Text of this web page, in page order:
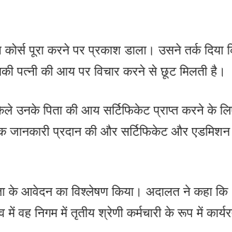
कोर्स पूरा करने पर प्रकाश डाला। उसने तर्क दिया
पत्नी की आय पर विचार करने से छूट मिलती है।
उनके पिता की आय सर्टिफिकेट प्राप्त करने के
जानकारी प्रदान की और सर्टिफिकेट और एडमिशन
के आवेदन का विश्लेषण किया। अदालत ने कहा कि
वह निगम में तृतीय श्रेणी कर्मचारी के रूप में